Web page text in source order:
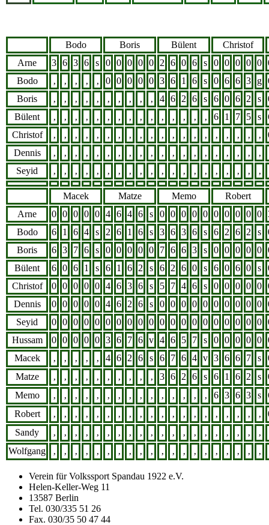
Bodo Boris Bülent
Christof
Arne
3 6 3 6 s 0 0 0 0 0 2 6 0 6 s 0 0 0 0 0
Bodo
‚ ‚ ‚ ‚ ‚ 0 0 0 0 0 3 6 1 6 s 0 6 6 3 g
Boris
‚ ‚ ‚ ‚ ‚ ‚ ‚ ‚ ‚ ‚ 4 6 2 6 s 6 0 6 2 s
Bülent
‚ ‚ ‚ ‚ ‚ ‚ ‚ ‚ ‚ ‚ ‚ ‚ ‚ ‚ ‚ 6 1 7 5 s
Christof
‚ ‚ ‚ ‚ ‚ ‚ ‚ ‚ ‚ ‚ ‚ ‚ ‚ ‚ ‚ ‚ ‚ ‚ ‚ ‚
Dennis
‚ ‚ ‚ ‚ ‚ ‚ ‚ ‚ ‚ ‚ ‚ ‚ ‚ ‚ ‚ ‚ ‚ ‚ ‚ ‚
Seyid
‚ ‚ ‚ ‚ ‚ ‚ ‚ ‚ ‚ ‚ ‚ ‚ ‚ ‚ ‚ ‚ ‚ ‚ ‚ ‚
Macek Matze Memo
Robert
Arne
0 0 0 0 0 4 6 4 6 s 0 0 0 0 0 0 0 0 0 0
Bodo
6 1 6 4 s 2 6 1 6 s 3 6 3 6 s 6 2 6 2 s
Boris
6 3 7 6 s 0 0 0 0 0 7 6 6 3 s 0 0 0 0 0
Bülent
6 0 6 1 s 6 1 6 2 s 6 2 6 0 s 6 0 6 0 s
Christof
0 0 0 0 0 4 6 3 6 s 5 7 4 6 s 0 0 0 0 0
Dennis
0 0 0 0 0 4 6 2 6 s 0 0 0 0 0 0 0 0 0 0
Seyid
0 0 0 0 0 0 0 0 0 0 0 0 0 0 0 0 0 0 0 0
Hussam
0 0 0 0 0 3 6 7 6 v 4 6 5 7 s 0 0 0 0 0
Macek
‚ ‚ ‚ ‚ ‚ 4 6 2 6 s 6 7 6 4 v 3 6 6 7 s
Matze
‚ ‚ ‚ ‚ ‚ ‚ ‚ ‚ ‚ ‚ 3 6 2 6 s 6 1 6 2 s
Memo
‚ ‚ ‚ ‚ ‚ ‚ ‚ ‚ ‚ ‚ ‚ ‚ ‚ ‚ ‚ 6 3 6 3 s
Robert
‚ ‚ ‚ ‚ ‚ ‚ ‚ ‚ ‚ ‚ ‚ ‚ ‚ ‚ ‚ ‚ ‚ ‚ ‚ ‚
Sandy
‚ ‚ ‚ ‚ ‚ ‚ ‚ ‚ ‚ ‚ ‚ ‚ ‚ ‚ ‚ ‚ ‚ ‚ ‚ ‚
Wolfgang
‚ ‚ ‚ ‚ ‚ ‚ ‚ ‚ ‚ ‚ ‚ ‚ ‚ ‚ ‚ ‚ ‚ ‚ ‚ ‚
Verein für Volkssport Spandau 1922 e.V.
Helen-Keller-Weg 11
13587 Berlin
Tel. 030/335 51 26
Fax. 030/35 50 47 44